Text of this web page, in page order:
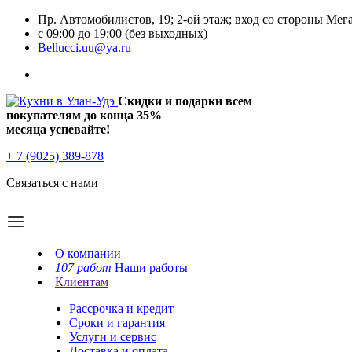
Пр. Автомобилистов, 19; 2-ой этаж; вход со стороны
с 09:00 до 19:00 (без выходных)
Bellucci.uu@ya.ru
Скидки и подарки всем
покупателям до конца 35%
месяца успевайте!
+ 7 (9025) 389-878
Связаться с нами
О компании
107 работ Наши работы
Клиентам
Рассрочка и кредит
Сроки и гарантия
Услуги и сервис